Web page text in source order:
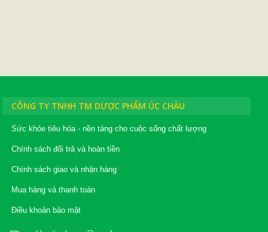
CÔNG TY TNHH TM DƯỢC PHẨM ÚC CHÂU
Sức khỏe tiêu hóa - nền tảng cho cuộc sống chất lượng
Chính sách đổi trả và hoàn tiền
Chính sách giao và nhận hàng
Mua hàng và thanh toán
Điều khoản bảo mật